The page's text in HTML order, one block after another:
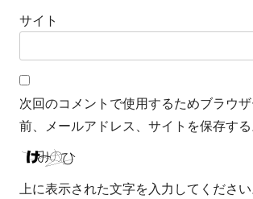
サイト
次回のコメントで使用するためブラウ
前、メールアドレス、サイトを保存する
上に表示された文字を入力してください